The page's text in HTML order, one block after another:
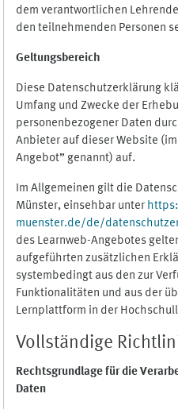
dem verantwortlichen
den teilnehmenden Personen
Geltungsbereich
Diese Datenschutzerklärung
Umfang und Zwecke der
personenbezogener Daten
Anbieter auf dieser Website
Angebot” genannt) auf.
Im Allgemeinen gilt die
Münster, einsehbar unter
muenster.de/de/
des Learnweb-Angebotes
aufgeführten zusätzlichen
systembedingt aus den zur
Funktionalitäten und aus der
Lernplattform in der
Vollständige
Rechtsgrundlage für die
Daten